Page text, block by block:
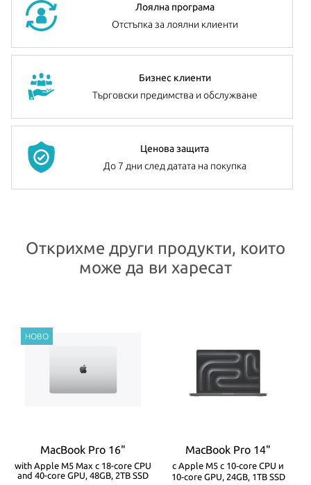
Лоялна програма
Отстъпка за лоялни клиенти
Бизнес клиенти
Търговски предимства и обслужване
Ценова защита
До 7 дни след датата на покупка
Открихме други продукти, които
може да ви харесат
MacBook Pro 16"
with Apple M5 Max с 18-core CPU
and 40-core GPU, 48GB, 2TB SSD
MacBook Pro 14"
с Apple M5 с 10‑core CPU и
10‑core GPU, 24GB, 1TB SSD